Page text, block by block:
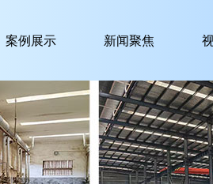
案例展示 新闻聚焦